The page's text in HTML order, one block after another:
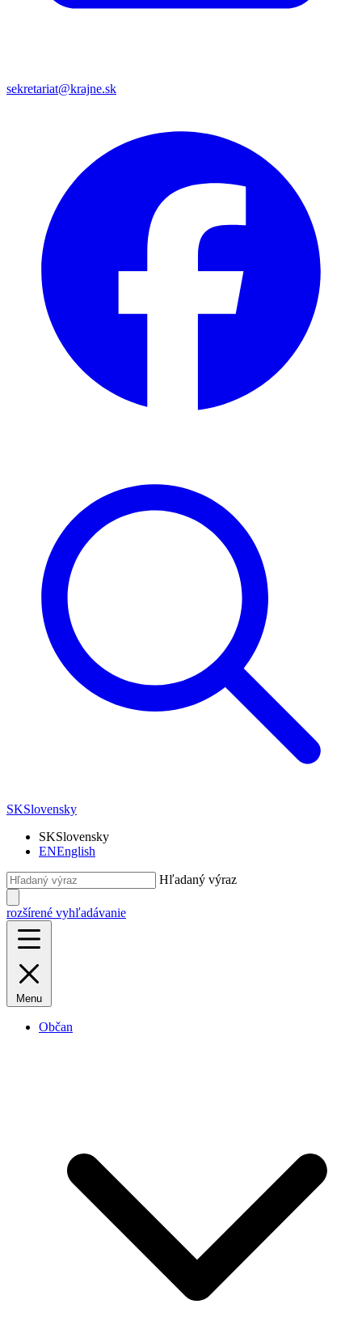
sekretariat@krajne.sk
SKSlovensky
SKSlovensky
ENEnglish
Hľadaný výraz
rozšírené vyhľadávanie
Menu
Občan